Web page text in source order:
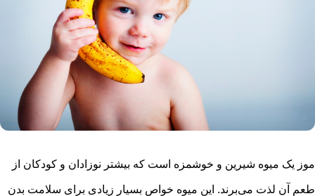
موز یک میوه شیرین و خوشمزه است که بیشتر نوزادان و کودکان از
طعم آن لذت می‌برند. این میوه خواص بسیار زیادی برای سلامت بدن